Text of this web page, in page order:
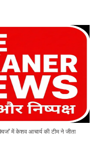
में केशव आचार्य की टीम ने जीता